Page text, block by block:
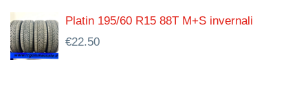
Platin 195/60 R15 88T M+S invernali
€22.50